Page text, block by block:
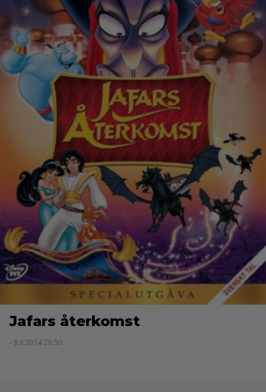
Jafars återkomst
- 8.6.2014 20:50